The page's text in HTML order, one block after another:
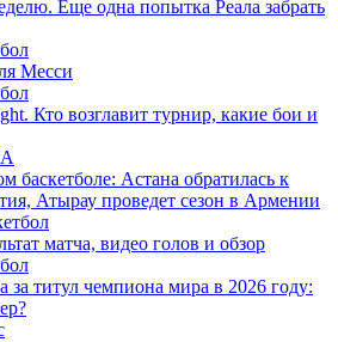
Еще одна попытка Реала забрать
Месси
Кто возглавит турнир, какие бои и
баскетболе: Астана обратилась к
Атырау проведет сезон в Армении
матча, видео голов и обзор
за титул чемпиона мира в 2026 году: